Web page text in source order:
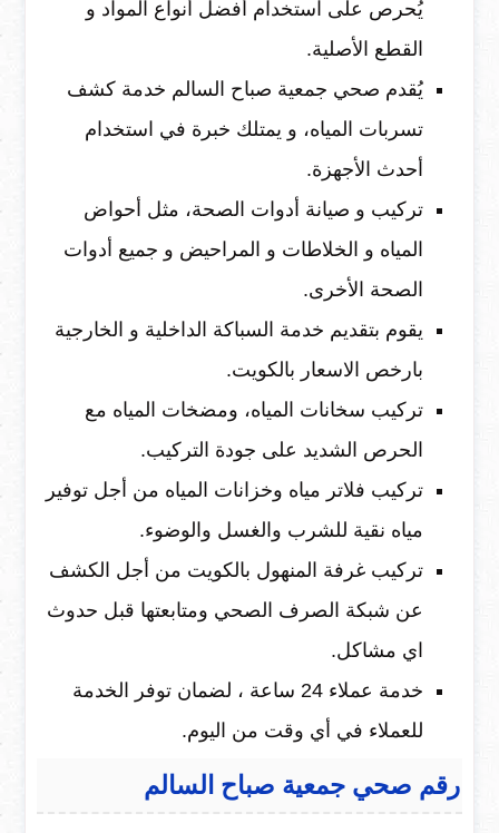
يُحرص على استخدام أفضل أنواع المواد و
القطع الأصلية.
يُقدم صحي جمعية صباح السالم خدمة كشف
تسربات المياه، و يمتلك خبرة في استخدام
أحدث الأجهزة.
تركيب و صيانة أدوات الصحة، مثل أحواض
المياه و الخلاطات و المراحيض و جميع أدوات
الصحة الأخرى.
يقوم بتقديم خدمة السباكة الداخلية و الخارجية
بارخص الاسعار بالكويت.
تركيب سخانات المياه، ومضخات المياه مع
الحرص الشديد على جودة التركيب.
تركيب فلاتر مياه وخزانات المياه من أجل توفير
مياه نقية للشرب والغسل والوضوء.
تركيب غرفة المنهول بالكويت من أجل الكشف
عن شبكة الصرف الصحي ومتابعتها قبل حدوث
اي مشاكل.
خدمة عملاء 24 ساعة ، لضمان توفر الخدمة
للعملاء في أي وقت من اليوم.
رقم صحي جمعية صباح السالم